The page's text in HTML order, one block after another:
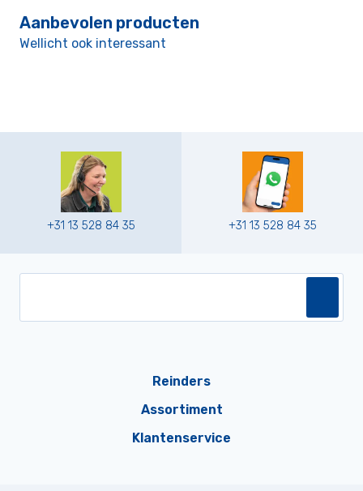
Aanbevolen producten
Wellicht ook interessant
+31 13 528 84 35 +31 13 528 84 35
Reinders
Assortiment
Klantenservice